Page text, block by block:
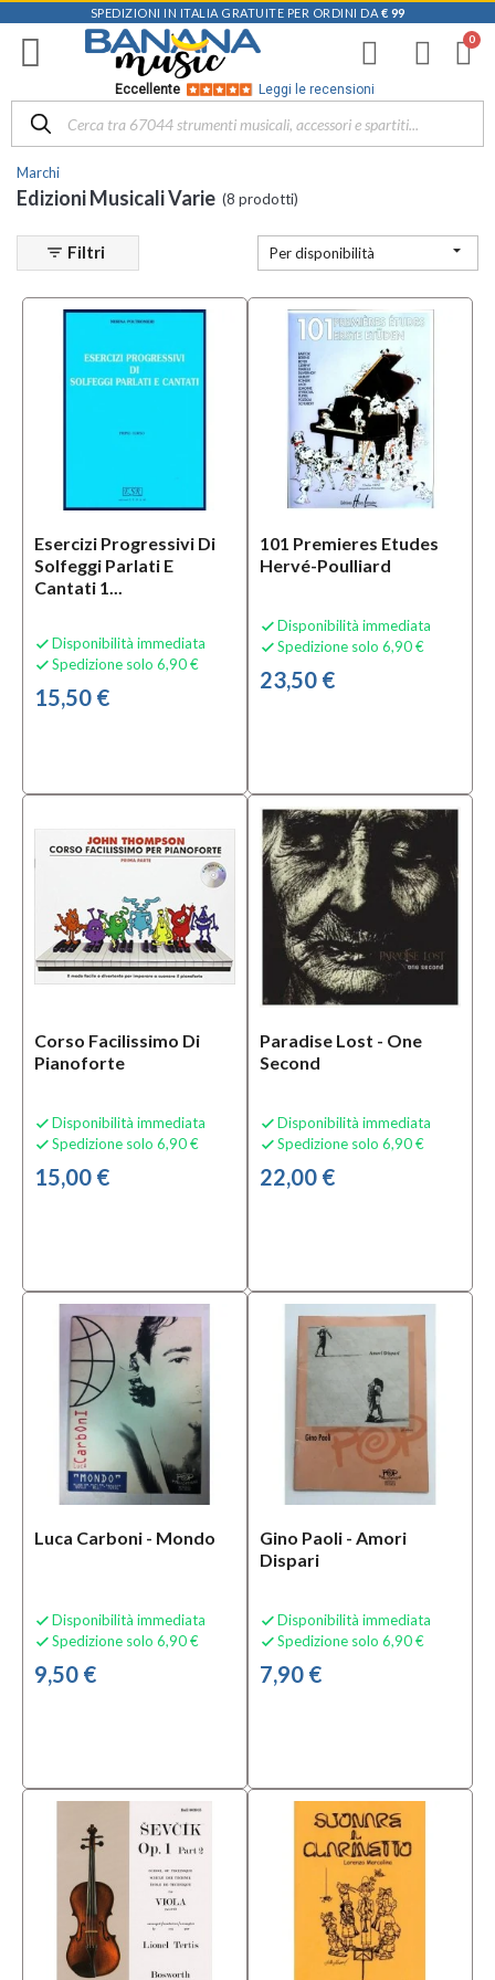
SPEDIZIONI IN ITALIA GRATUITE PER ORDINI DA € 99
Eccellente Leggi le recensioni
Marchi
Edizioni Musicali Varie (8 prodotti)
Filtra
i
risultati
Disponibile
in
Negozio
Music |
Vicenza
Mezzanota
Vicentina
Mezzanota
(1)
Libri per
Chitarra
Classica
(1)
Teoria e
Solfeggio
(2)
MOSTRA
Condizione
(8)
Prezzo
30,00 €
prodotti
disponibili
filter_list Filtri Per disponibilità 
Esercizi Progressivi Di
Solfeggi Parlati E
Cantati 1...
 Disponibilità immediata
 Spedizione solo 6,90 €
15,50 €
101 Premieres Etudes
Hervé-Poulliard
 Disponibilità immediata
 Spedizione solo 6,90 €
23,50 €
Corso Facilissimo Di
Pianoforte
 Disponibilità immediata
 Spedizione solo 6,90 €
15,00 €
Paradise Lost - One
Second
 Disponibilità immediata
 Spedizione solo 6,90 €
22,00 €
Luca Carboni - Mondo
 Disponibilità immediata
 Spedizione solo 6,90 €
9,50 €
Gino Paoli - Amori
Dispari
 Disponibilità immediata
 Spedizione solo 6,90 €
7,90 €